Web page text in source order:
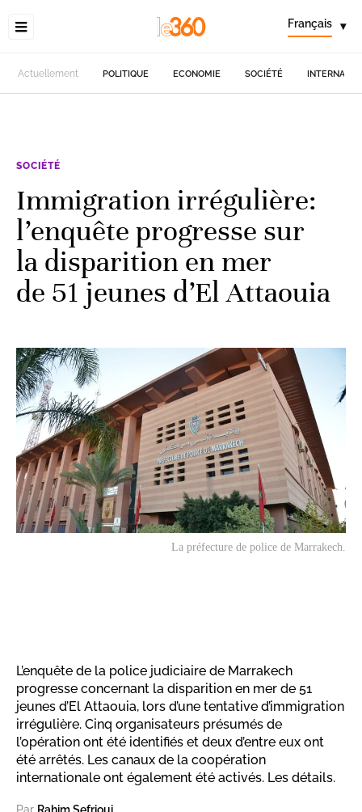
Français ▾
Actuellement POLITIQUE ECONOMIE SOCIÉTÉ
SOCIÉTÉ
Immigration irrégulière:
l’enquête progresse sur
la disparition en mer
de 51 jeunes d’El Attaouia
La préfecture de police de Marrakech.
L’enquête de la police judiciaire de Marrakech
progresse concernant la disparition en mer de 51
jeunes d’El Attaouia, lors d’une tentative d’immigration
irrégulière. Cinq organisateurs présumés de
l’opération ont été identifiés et deux d’entre eux ont
été arrêtés. Les canaux de la coopération
internationale ont également été activés. Les détails.